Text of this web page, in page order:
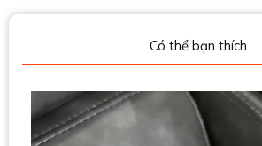
Có thể bạn thích